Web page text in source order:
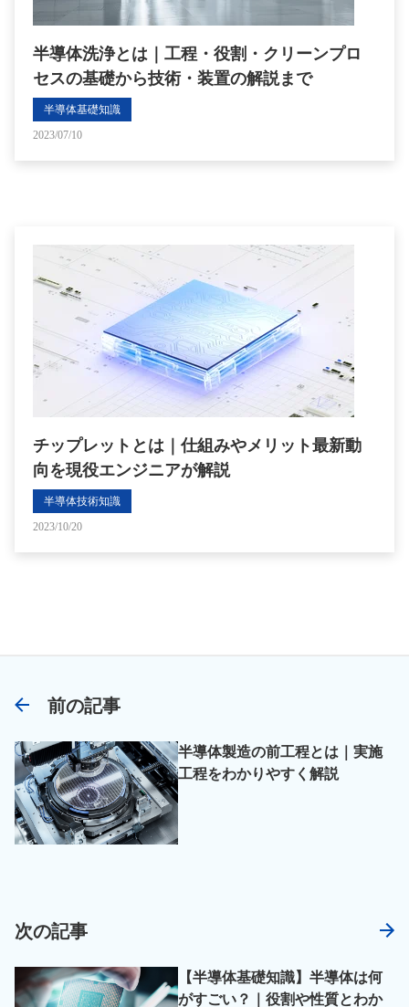
半導体洗浄とは｜工程・役割・クリーンプロ
セスの基礎から技術・装置の解説まで
半導体基礎知識
2023/07/10
チップレットとは｜仕組みやメリット最新動
向を現役エンジニアが解説
半導体技術知識
2023/10/20
前の記事
半導体製造の前工程とは｜実施
工程をわかりやすく解説
次の記事
【半導体基礎知識】半導体は何
がすごい？｜役割や性質とわか